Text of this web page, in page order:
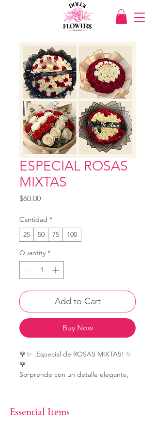
ESPECIAL ROSAS
MIXTAS
$60.00Price
Cantidad *
25
50 75 100
Quantity *
Add to Cart
Buy Now
🌹✨ ¡Especial de ROSAS MIXTAS! ✨
🌹
Sorprende con un detalle elegante,
🌹 25 rosas – $95
Essential Items